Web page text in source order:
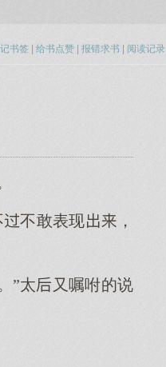
书签 | 给书点赞 | 报错求书 | 阅读记录
不敢表现，
太又嘱咐的说